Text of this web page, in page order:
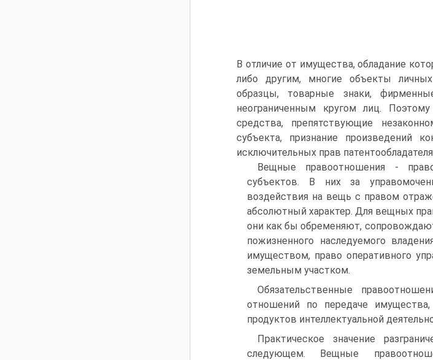
В отличие от имущества, обладание
либо другим, многие объекты
образцы, товарные знаки,
неограниченным кругом лиц.
средства, препятствующие
субъекта, признание произведений
исключительных прав
Вещные правоотношения -
субъектов. В них за
воздействия на вещь с правом
абсолютный характер. Для вещных
они как бы обременяют,
пожизненного наследуемого
имуществом, право оперативного
земельным участком.
Обязательственные
отношений по передаче
продуктов интеллектуальной
Практическое значение
следующем. Вещные